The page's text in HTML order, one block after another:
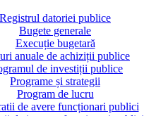
Registrul datoriei publice
Bugete generale
Execuție bugetară
anuale de achiziții publice
de investiții publice
Programe și strategii
Program de lucru
de avere funcționari publici